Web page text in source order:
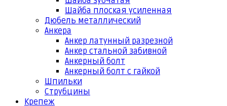
Шайба плоская усиленная
Дюбель металлический
Анкера
Анкер латунный разрезной
Анкер стальной забивной
Анкерный болт
Анкерный болт с гайкой
Шпильки
Струбцины
Крепеж